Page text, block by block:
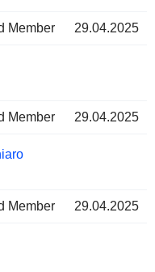
Member 29.04.2025
Member 29.04.2025
Member 29.04.2025